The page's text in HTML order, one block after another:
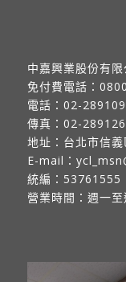
中嘉興業股份有限
免付費電話：
電話： 02-
傳真： 02-
地址： 台北市信
E-mail：
統編：53761555
營業時間：週一